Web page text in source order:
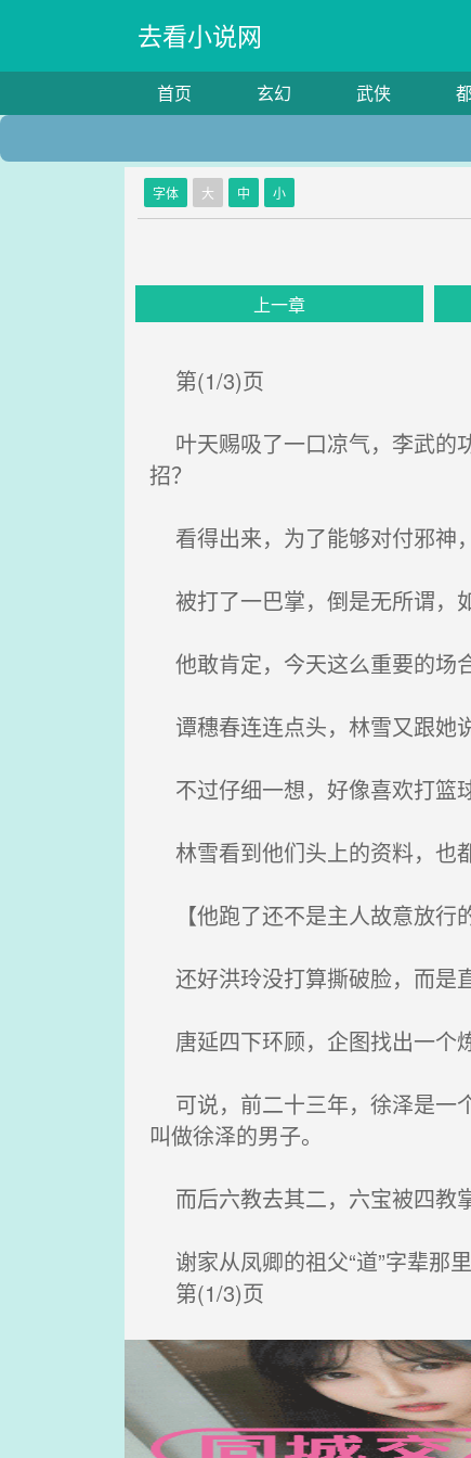
去看小说网
首页 玄幻 武侠
字体 大 中 小
上一章
第(1/3)页
叶天赐吸了一口凉气，李武的
招？
看得出来，为了能够对付邪神
被打了一巴掌，倒是无所谓，
他敢肯定，今天这么重要的场
谭穗春连连点头，林雪又跟她
不过仔细一想，好像喜欢打篮
林雪看到他们头上的资料，也
【他跑了还不是主人故意放行
还好洪玲没打算撕破脸，而是
唐延四下环顾，企图找出一个
可说，前二十三年，徐泽是一
叫做徐泽的男子。
而后六教去其二，六宝被四教
谢家从凤卿的祖父“道”字辈那
第(1/3)页